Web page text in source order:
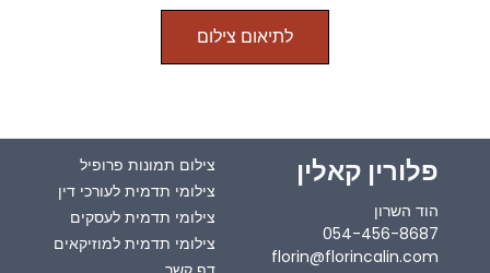
לתיאום צילום
פלורין קאלין
הוד השרון
054-456-8687
florin@florincalin.com
צילום תמונות פרופיל
צילומי תדמית לעורכי דין
צילומי תדמית לעסקים
צילומי תדמית למוזיקאים